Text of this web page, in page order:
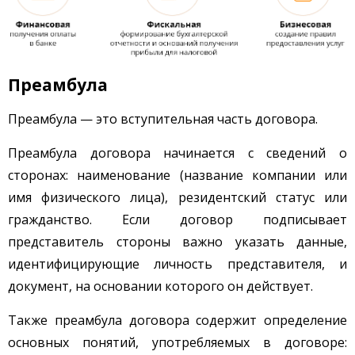
Преамбула
Преамбула — это вступительная часть договора.
Преамбула договора начинается с сведений о
сторонах: наименование (название компании или
имя физического лица), резидентский статус или
гражданство. Если договор подписывает
представитель стороны важно указать данные,
идентифицирующие личность представителя, и
документ, на основании которого он действует.
Также преамбула договора содержит определение
основных понятий, употребляемых в договоре: